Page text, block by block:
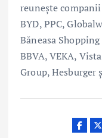
reunește
BYD, PPC,
Băneasa
BBVA, VEKA,
Group, Hesburger